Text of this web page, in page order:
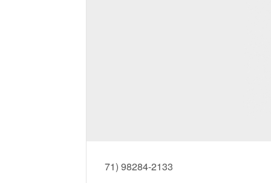
71) 98284-2133